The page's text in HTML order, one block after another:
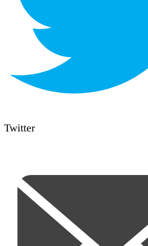
Twitter